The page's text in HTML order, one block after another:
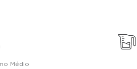
Médio